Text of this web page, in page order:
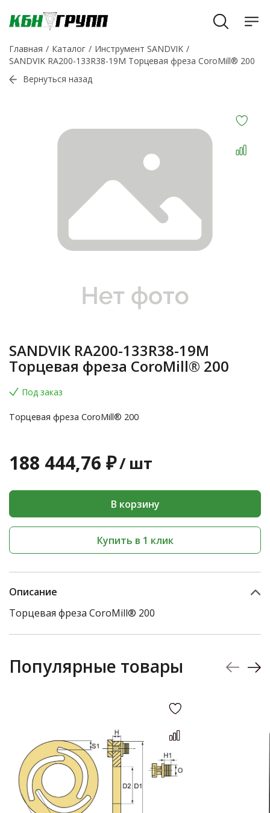
Главная Каталог
Инструмент SANDVIK
SANDVIK RA200-133R38-19M Торцевая фреза CoroMill® 200
Вернуться назад
SANDVIK RA200-133R38-19M
Торцевая фреза CoroMill® 200
Под заказ
Торцевая фреза CoroMill® 200
188 444,76 ₽/ шт
В корзину
Купить в 1 клик
Описание
Торцевая фреза CoroMill® 200
Популярные товары